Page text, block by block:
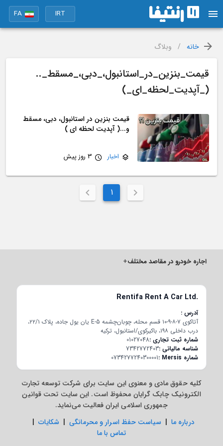
IRT
FA
خانه / وبلاگ
قیمت_بنزین_در_استانبول،_دبی،_مسقط_..
(_آپدیت_لحظه_ای_)
قیمت بنزین در استانبول، دبی، مسقط
و...( آپدیت لحظه ای )
اخبار 3 روز پیش
1
اجاره خودرو در مقاصد مختلف+
Rentifa Rent A Car Ltd.
آدرس
آتاکوی ۷-۸-۹-۱۰ قسم محله، چوبان‌چشمه E-5 یان یول جاده، پلاک ۲۲/۱،
درب داخلی ۱۹۸، باکیرکوی/استانبول، ترکیه
شماره ثبت تجاری01027048
شناسه مالیاتی7342772403
شماره Mersis
0734277240300001
کلیه حقوق مادی و معنوی این سایت برای شرکت توسعه تجارت
الکترونیک چابک گرایان محفوظ است. این سایت تحت قوانین
جمهوری اسلامی ایران فعالیت می‌نماید.
درباره ما | سیاست حفظ اسرار و محرمانگی | شکایات |
تماس با ما